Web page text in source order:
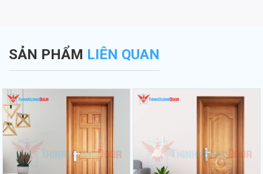
SẢN PHẨM LIÊN QUAN